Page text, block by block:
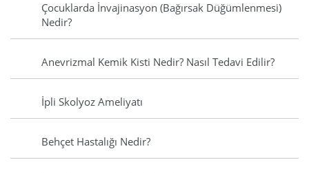
Çocuklarda İnvajinasyon (Bağırsak Düğümlenmesi)
Nedir?
Anevrizmal Kemik Kisti Nedir? Nasıl Tedavi Edilir?
İpli Skolyoz Ameliyatı
Behçet Hastalığı Nedir?